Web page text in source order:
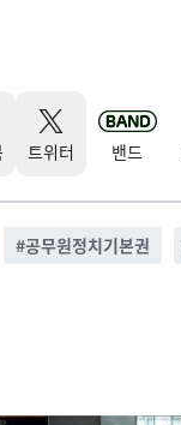
트위터 밴드
#공무원정치기본권